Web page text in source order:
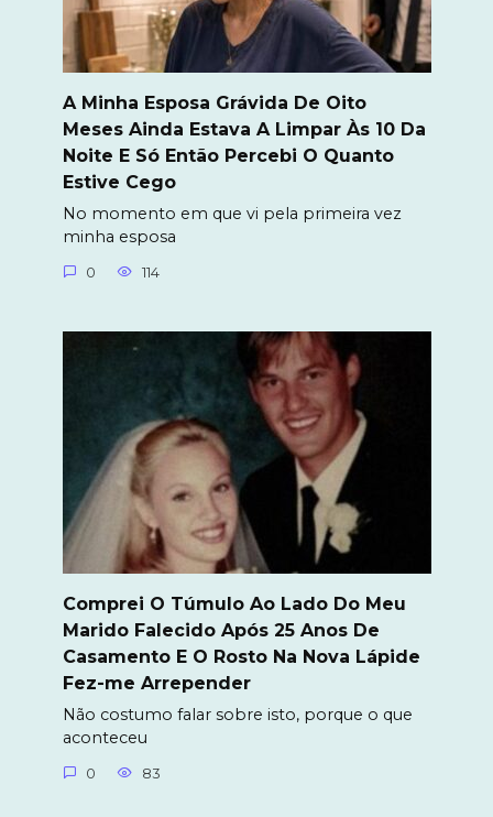
A Minha Esposa Grávida De Oito
Meses Ainda Estava A Limpar Às 10 Da
Noite E Só Então Percebi O Quanto
Estive Cego
No momento em que vi pela primeira vez
minha esposa
0 114
Comprei O Túmulo Ao Lado Do Meu
Marido Falecido Após 25 Anos De
Casamento E O Rosto Na Nova Lápide
Fez-me Arrepender
Não costumo falar sobre isto, porque o que
aconteceu
0 83